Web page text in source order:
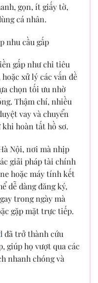
gọn, ít giấy tờ,
cá nhân.
nhu cầu gấp
gấp như chi tiêu
xử lý các vấn đề
chọn tối ưu nhờ
Thậm chí, nhiều
vay và chuyển
hoàn tất hồ sơ.
Nội, nơi mà nhịp
giải pháp tài chính
hoặc máy tính kết
dễ dàng đăng ký,
trong ngày mà
gặp mặt trực tiếp.
đã trở thành cứu
giúp họ vượt qua các
nhanh chóng và